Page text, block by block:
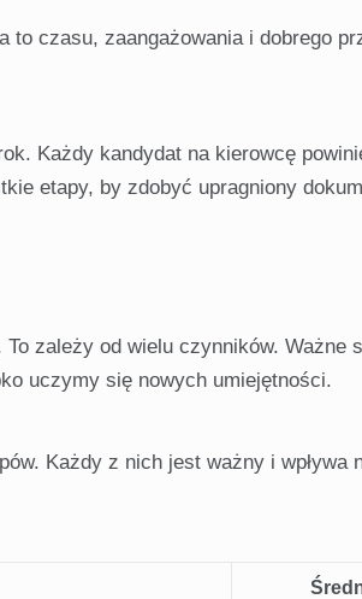
to czasu, zaangażowania i dobrego
Każdy kandydat na kierowcę
etapy, by zdobyć upragniony
zależy od wielu czynników. Ważne
uczymy się nowych umiejętności.
Każdy z nich jest ważny i wpływa